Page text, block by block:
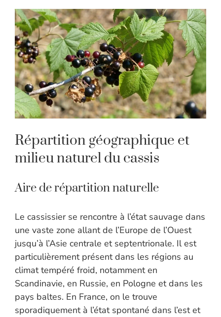
Répartition géographique et
milieu naturel du cassis
Aire de répartition naturelle
Le cassissier se rencontre à l’état sauvage dans
une vaste zone allant de l’Europe de l’Ouest
jusqu’à l’Asie centrale et septentrionale. Il est
particulièrement présent dans les régions au
climat tempéré froid, notamment en
Scandinavie, en Russie, en Pologne et dans les
pays baltes. En France, on le trouve
sporadiquement à l’état spontané dans l’est et